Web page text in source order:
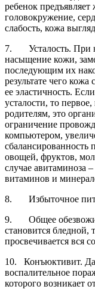
ребенок
головокружение,
слабость, кожа
7. Усталость. При
насыщение кожи,
последующим их
результате чего
ее эластичность.
усталости, то
родителям, это
ограничение
компьютером,
сбалансированность
овощей, фруктов,
случае авитаминоза
витаминов и
8. Избыточное
9. Общее
становится бледной,
просвечивается вся
10. Конъюктивит.
воспалительное
которого возникает